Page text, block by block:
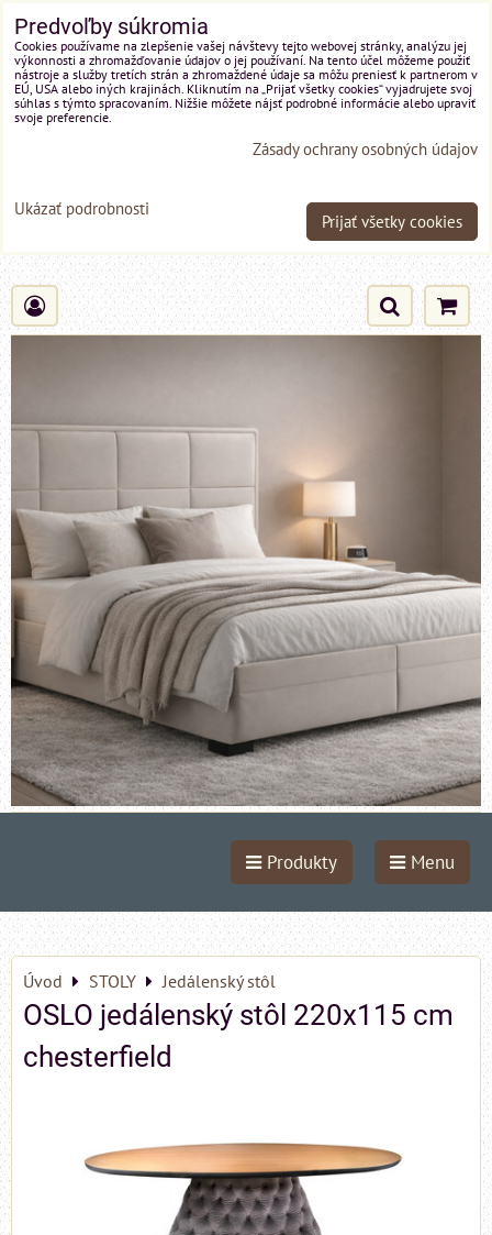
Produkty Menu
Úvod STOLY Jedálenský stôl
OSLO jedálenský stôl 220x115 cm
chesterfield
Predvoľby súkromia
Cookies používame na zlepšenie vašej návštevy tejto webovej stránky, analýzu jej
výkonnosti a zhromažďovanie údajov o jej používaní. Na tento účel môžeme použiť
nástroje a služby tretích strán a zhromaždené údaje sa môžu preniesť k partnerom v
EÚ, USA alebo iných krajinách. Kliknutím na „Prijať všetky cookies“ vyjadrujete svoj
súhlas s týmto spracovaním. Nižšie môžete nájsť podrobné informácie alebo upraviť
svoje preferencie.
Zásady ochrany osobných údajov
Ukázať podrobnosti
Prijať všetky cookies